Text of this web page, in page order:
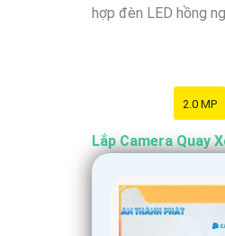
hợp đèn LED hồng
2.0 MP
Lắp Camera Quay